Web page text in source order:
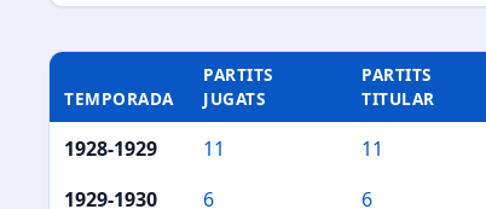
TEMPORADA
PARTITS
JUGATS
PARTITS
TITULAR
1928-1929 11 11
1929-1930
6 6